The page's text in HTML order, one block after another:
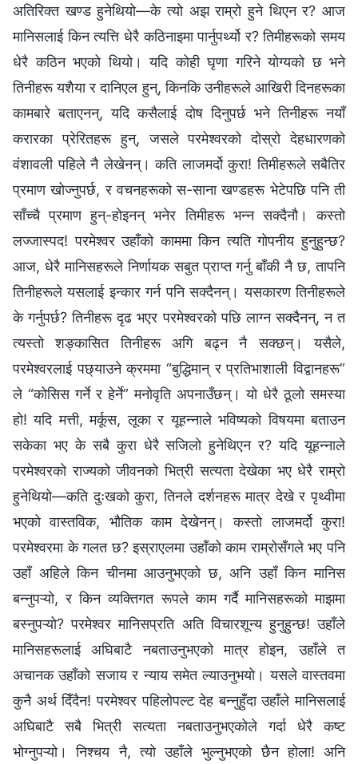
अतिरिक्त खण्ड हुनेथियो—के त्यो अझ राम्रो हुने थिएन र? आज
मानिसलाई किन त्यत्ति धेरै कठिनाइमा पार्नुपर्थ्यो र? तिमीहरूको समय
धेरै कठिन भएको थियो। यदि कोही घृणा गरिने योग्यको छ भने
तिनीहरू यशैया र दानिएल हुन्, किनकि उनीहरूले आखिरी दिनहरूका
कामबारे बताएनन्, यदि कसैलाई दोष दिनुपर्छ भने तिनीहरू नयाँ
करारका प्रेरितहरू हुन्, जसले परमेश्‍वरको दोस्रो देहधारणको
वंशावली पहिले नै लेखेनन्। कति लाजमर्दो कुरा! तिमीहरूले सबैतिर
प्रमाण खोज्नुपर्छ, र वचनहरूको स-साना खण्डहरू भेटेपछि पनि ती
साँच्‍चै प्रमाण हुन्-होइनन् भनेर तिमीहरू भन्‍न सक्दैनौ। कस्तो
लज्‍जास्पद! परमेश्‍वर उहाँको काममा किन त्यति गोपनीय हुनुहुन्छ?
आज, धेरै मानिसहरूले निर्णायक सबुत प्राप्त गर्नु बाँकी नै छ, तापनि
तिनीहरूले यसलाई इन्कार गर्न पनि सक्दैनन्। यसकारण तिनीहरूले
के गर्नुपर्छ? तिनीहरू दृढ भएर परमेश्‍वरको पछि लाग्‍न सक्दैनन्, न त
त्यस्तो शङ्कासित तिनीहरू अगि बढ्न नै सक्छन्। यसैले,
परमेश्‍वरलाई पछ्याउने क्रममा “बुद्धिमान् र प्रतिभाशाली विद्वानहरू”
ले “कोसिस गर्ने र हेर्ने” मनोवृति अपनाउँछन्। यो धेरै ठूलो समस्या
हो! यदि मत्ती, मर्कूस, लूका र यूहन्नाले भविष्यको विषयमा बताउन
सकेका भए के सबै कुरा धेरै सजिलो हुनेथिएन र? यदि यूहन्‍नाले
परमेश्‍वरको राज्यको जीवनको भित्री सत्यता देखेका भए धेरै राम्रो
हुनेथियो—कति दुःखको कुरा, तिनले दर्शनहरू मात्र देखे र पृथ्वीमा
भएको वास्तविक, भौतिक काम देखेनन्। कस्तो लाजमर्दो कुरा!
परमेश्‍वरमा के गलत छ? इस्राएलमा उहाँको काम राम्रोसँगले भए पनि
उहाँ अहिले किन चीनमा आउनुभएको छ, अनि उहाँ किन मानिस
बन्‍नुपऱ्यो, र किन व्यक्तिगत रूपले काम गर्दै मानिसहरूको माझमा
बस्‍नुपऱ्यो? परमेश्‍वर मानिसप्रति अति विचारशून्य हुनुहुन्छ! उहाँले
मानिसहरूलाई अघिबाटै नबताउनुभएको मात्र होइन, उहाँले त
अचानक उहाँको सजाय र न्याय समेत ल्याउनुभयो। यसले वास्तवमा
कुनै अर्थ दिँदैन! परमेश्‍वर पहिलोपल्ट देह बन्‍नुहुँदा उहाँले मानिसलाई
अघिबाटै सबै भित्री सत्यता नबताउनुभएकोले गर्दा धेरै कष्ट
भोग्‍नुपऱ्यो। निश्‍चय नै, त्यो उहाँले भुल्नुभएको छैन होला! अनि